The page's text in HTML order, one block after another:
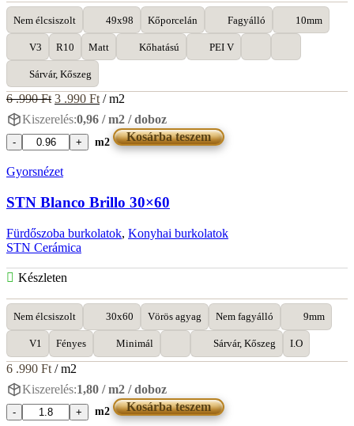
Nem élcsiszolt 49x98 Kőporcelán Fagyálló 10mm
V3 R10 Matt Kőhatású PEI V
Sárvár, Kőszeg
6 .990Ft Original
price
was:
6
.990 Ft.
3 .990 FtCurrent
price
is:
3
.990 Ft.
/ m2
Kiszerelés:0,96 / m2 / doboz
Settecento
Uxmal
49x98
m2 Kosárba teszem
Gyorsnézet
STN Blanco Brillo 30×60
Fürdőszoba burkolatok, Konyhai burkolatok
STN Cerámica
Készleten
Nem élcsiszolt 30x60 Vörös agyag Nem fagyálló 9mm
V1 Fényes Minimál Sárvár, Kőszeg I.O
6 .990 Ft / m2
Kiszerelés:1,80 / m2 / doboz
STN
m2 Kosárba teszem